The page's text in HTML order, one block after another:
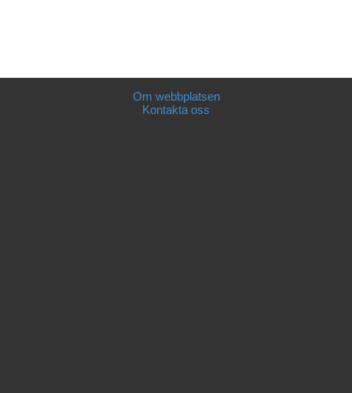
Om webbplatsen
Kontakta oss